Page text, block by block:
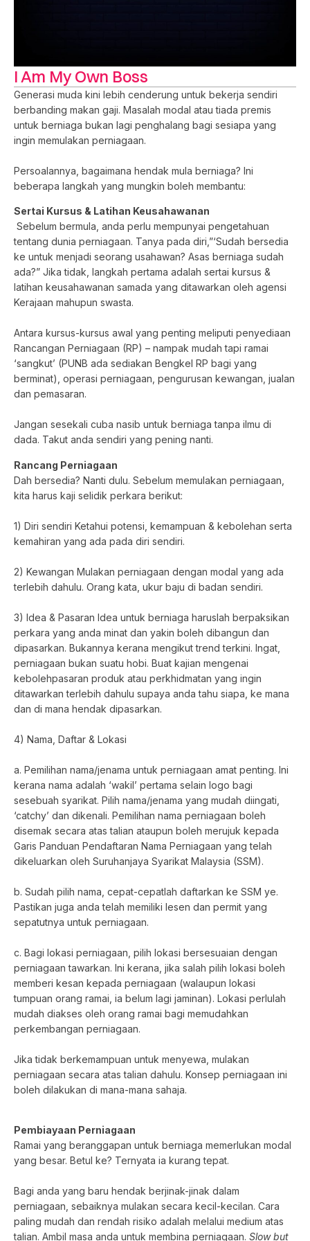
I Am My Own Boss
Generasi muda kini lebih cenderung untuk bekerja sendiri
berbanding makan gaji. Masalah modal atau tiada premis
untuk berniaga bukan lagi penghalang bagi sesiapa yang
ingin memulakan perniagaan.
Persoalannya, bagaimana hendak mula berniaga? Ini
beberapa langkah yang mungkin boleh membantu:
Sertai Kursus & Latihan Keusahawanan
Sebelum bermula, anda perlu mempunyai pengetahuan
tentang dunia perniagaan. Tanya pada diri,”‘Sudah bersedia
ke untuk menjadi seorang usahawan? Asas berniaga sudah
ada?” Jika tidak, langkah pertama adalah sertai kursus &
latihan keusahawanan samada yang ditawarkan oleh agensi
Kerajaan mahupun swasta.
Antara kursus-kursus awal yang penting meliputi penyediaan
Rancangan Perniagaan (RP) – nampak mudah tapi ramai
‘sangkut’ (PUNB ada sediakan Bengkel RP bagi yang
berminat), operasi perniagaan, pengurusan kewangan, jualan
dan pemasaran.
Jangan sesekali cuba nasib untuk berniaga tanpa ilmu di
dada. Takut anda sendiri yang pening nanti.
Rancang Perniagaan
Dah bersedia? Nanti dulu. Sebelum memulakan perniagaan,
kita harus kaji selidik perkara berikut:
1) Diri sendiri Ketahui potensi, kemampuan & kebolehan serta
kemahiran yang ada pada diri sendiri.
2) Kewangan Mulakan perniagaan dengan modal yang ada
terlebih dahulu. Orang kata, ukur baju di badan sendiri.
3) Idea & Pasaran Idea untuk berniaga haruslah berpaksikan
perkara yang anda minat dan yakin boleh dibangun dan
dipasarkan. Bukannya kerana mengikut trend terkini. Ingat,
perniagaan bukan suatu hobi. Buat kajian mengenai
kebolehpasaran produk atau perkhidmatan yang ingin
ditawarkan terlebih dahulu supaya anda tahu siapa, ke mana
dan di mana hendak dipasarkan.
4) Nama, Daftar & Lokasi
a. Pemilihan nama/jenama untuk perniagaan amat penting. Ini
kerana nama adalah ‘wakil’ pertama selain logo bagi
sesebuah syarikat. Pilih nama/jenama yang mudah diingati,
‘catchy’ dan dikenali. Pemilihan nama perniagaan boleh
disemak secara atas talian ataupun boleh merujuk kepada
Garis Panduan Pendaftaran Nama Perniagaan yang telah
dikeluarkan oleh Suruhanjaya Syarikat Malaysia (SSM).
b. Sudah pilih nama, cepat-cepatlah daftarkan ke SSM ye.
Pastikan juga anda telah memiliki lesen dan permit yang
sepatutnya untuk perniagaan.
c. Bagi lokasi perniagaan, pilih lokasi bersesuaian dengan
perniagaan tawarkan. Ini kerana, jika salah pilih lokasi boleh
memberi kesan kepada perniagaan (walaupun lokasi
tumpuan orang ramai, ia belum lagi jaminan). Lokasi perlulah
mudah diakses oleh orang ramai bagi memudahkan
perkembangan perniagaan.
Jika tidak berkemampuan untuk menyewa, mulakan
perniagaan secara atas talian dahulu. Konsep perniagaan ini
boleh dilakukan di mana-mana sahaja.
Pembiayaan Perniagaan
Ramai yang beranggapan untuk berniaga memerlukan modal
yang besar. Betul ke? Ternyata ia kurang tepat.
Bagi anda yang baru hendak berjinak-jinak dalam
perniagaan, sebaiknya mulakan secara kecil-kecilan. Cara
paling mudah dan rendah risiko adalah melalui medium atas
talian. Ambil masa anda untuk membina perniagaan. Slow but